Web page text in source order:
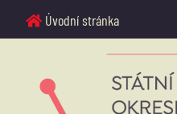
Úvodní stránka